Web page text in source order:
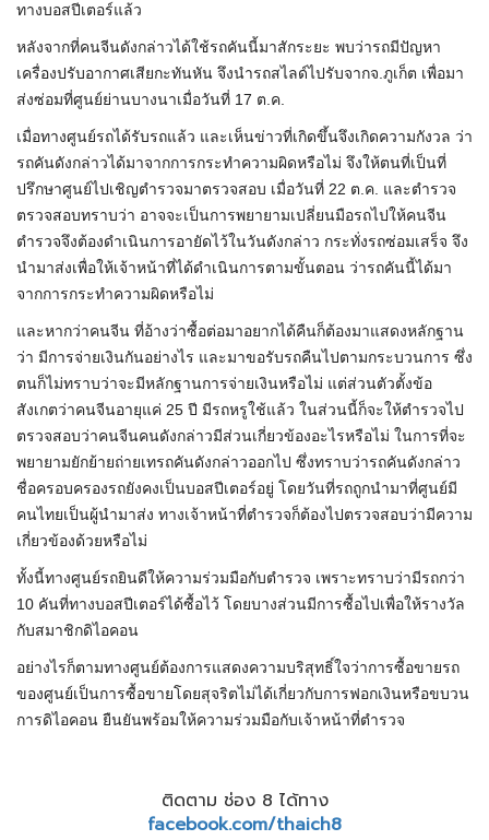
ทางบอสปีเตอร์แล้ว
หลังจากที่คนจีนดังกล่าวได้ใช้รถคันนี้มาสักระยะ พบว่ารถมีปัญหา
เครื่องปรับอากาศเสียกะทันหัน จึงนำรถสไลด์ไปรับจากจ.ภูเก็ต เพื่อมา
ส่งซ่อมที่ศูนย์ย่านบางนาเมื่อวันที่ 17 ต.ค.
เมื่อทางศูนย์รถได้รับรถแล้ว และเห็นข่าวที่เกิดขึ้นจึงเกิดความกังวล ว่า
รถคันดังกล่าวได้มาจากการกระทำความผิดหรือไม่ จึงให้ตนที่เป็นที่
ปรึกษาศูนย์ไปเชิญตำรวจมาตรวจสอบ เมื่อวันที่ 22 ต.ค. และตำรวจ
ตรวจสอบทราบว่า อาจจะเป็นการพยายามเปลี่ยนมือรถไปให้คนจีน
ตำรวจจึงต้องดำเนินการอายัดไว้ในวันดังกล่าว กระทั่งรถซ่อมเสร็จ จึง
นำมาส่งเพื่อให้เจ้าหน้าที่ได้ดำเนินการตามขั้นตอน ว่ารถคันนี้ได้มา
จากการกระทำความผิดหรือไม่
และหากว่าคนจีน ที่อ้างว่าซื้อต่อมาอยากได้คืนก็ต้องมาแสดงหลักฐาน
ว่า มีการจ่ายเงินกันอย่างไร และมาขอรับรถคืนไปตามกระบวนการ ซึ่ง
ตนก็ไม่ทราบว่าจะมีหลักฐานการจ่ายเงินหรือไม่ แต่ส่วนตัวตั้งข้อ
สังเกตว่าคนจีนอายุแค่ 25 ปี มีรถหรูใช้แล้ว ในส่วนนี้ก็จะให้ตำรวจไป
ตรวจสอบว่าคนจีนคนดังกล่าวมีส่วนเกี่ยวข้องอะไรหรือไม่ ในการที่จะ
พยายามยักย้ายถ่ายเทรถคันดังกล่าวออกไป ซึ่งทราบว่ารถคันดังกล่าว
ชื่อครอบครองรถยังคงเป็นบอสปีเตอร์อยู่ โดยวันที่รถถูกนำมาที่ศูนย์มี
คนไทยเป็นผู้นำมาส่ง ทางเจ้าหน้าที่ตำรวจก็ต้องไปตรวจสอบว่ามีความ
เกี่ยวข้องด้วยหรือไม่
ทั้งนี้ทางศูนย์รถยินดีให้ความร่วมมือกับตำรวจ เพราะทราบว่ามีรถกว่า
10 คันที่ทางบอสปีเตอร์ได้ซื้อไว้ โดยบางส่วนมีการซื้อไปเพื่อให้รางวัล
กับสมาชิกดิไอคอน
อย่างไรก็ตามทางศูนย์ต้องการแสดงความบริสุทธิ์ใจว่าการซื้อขายรถ
ของศูนย์เป็นการซื้อขายโดยสุจริตไม่ได้เกี่ยวกับการฟอกเงินหรือขบวน
การดิไอคอน ยืนยันพร้อมให้ความร่วมมือกับเจ้าหน้าที่ตำรวจ
ติดตาม ช่อง 8 ได้ทาง
facebook.com/thaich8